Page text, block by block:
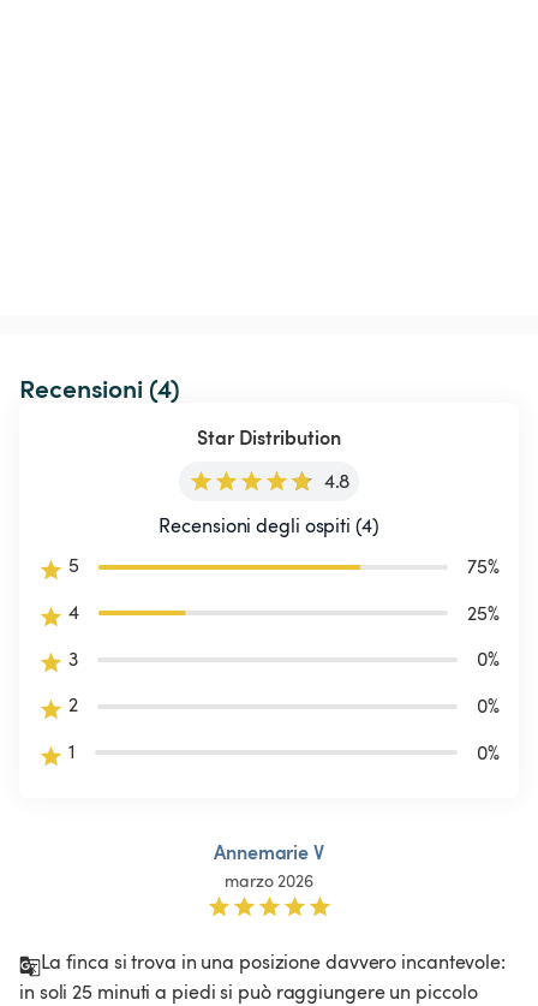
Recensioni (4)
Star Distribution
4.8
Recensioni degli ospiti (4)
5
75%
4
25%
3
0%
2
0%
1
0%
Annemarie V
marzo 2026
La finca si trova in una posizione davvero incantevole:
in soli 25 minuti a piedi si può raggiungere un piccolo